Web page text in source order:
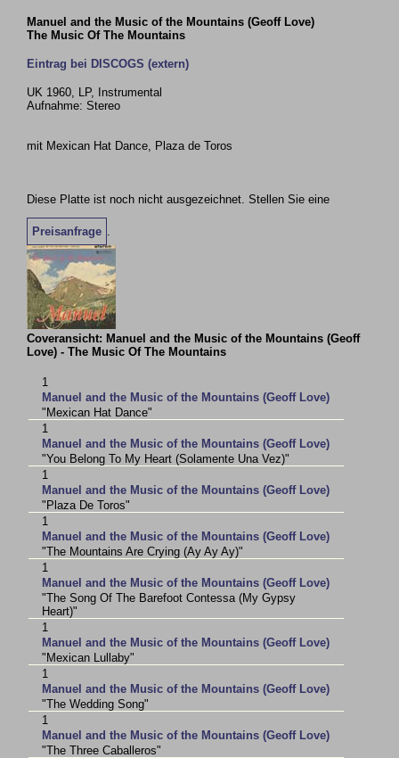
Manuel and the Music of the Mountains (Geoff Love)
The Music Of The Mountains
Eintrag bei DISCOGS (extern)
UK 1960, LP, Instrumental
Aufnahme: Stereo
mit Mexican Hat Dance, Plaza de Toros
Diese Platte ist noch nicht ausgezeichnet. Stellen Sie eine
Preisanfrage
Coveransicht: Manuel and the Music of the Mountains (Geoff
Love) - The Music Of The Mountains
1
Manuel and the Music of the Mountains (Geoff Love)
"Mexican Hat Dance"
1
Manuel and the Music of the Mountains (Geoff Love)
"You Belong To My Heart (Solamente Una Vez)"
1
Manuel and the Music of the Mountains (Geoff Love)
"Plaza De Toros"
1
Manuel and the Music of the Mountains (Geoff Love)
"The Mountains Are Crying (Ay Ay Ay)"
1
Manuel and the Music of the Mountains (Geoff Love)
"The Song Of The Barefoot Contessa (My Gypsy
Heart)"
1
Manuel and the Music of the Mountains (Geoff Love)
"Mexican Lullaby"
1
Manuel and the Music of the Mountains (Geoff Love)
"The Wedding Song"
1
Manuel and the Music of the Mountains (Geoff Love)
"The Three Caballeros"